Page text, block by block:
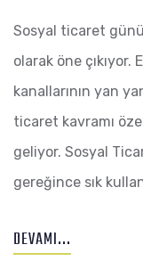
Sosyal ticaret
olarak öne
kanallarının yan
ticaret kavramı
geliyor. Sosyal
gereğince sık
DEVAMI...